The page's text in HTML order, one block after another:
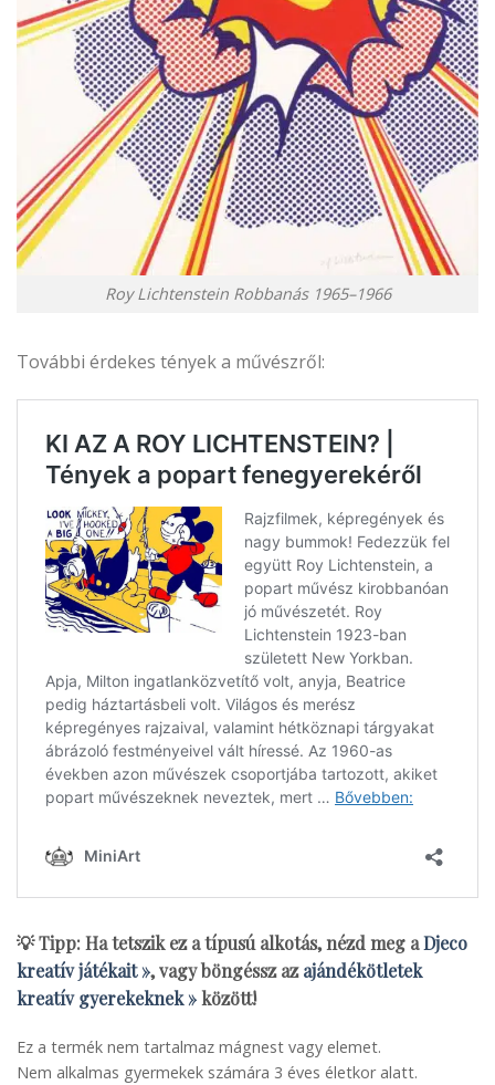
Roy Lichtenstein Robbanás 1965–1966
További érdekes tények a művészről:
💡 Tipp: Ha tetszik ez a típusú alkotás, nézd meg aDjeco
kreatív játékait », vagy böngéssz azajándékötletek
kreatív gyerekeknek »között!
Ez a termék nem tartalmaz mágnest vagy elemet.
Nem alkalmas gyermekek számára 3 éves életkor alatt.